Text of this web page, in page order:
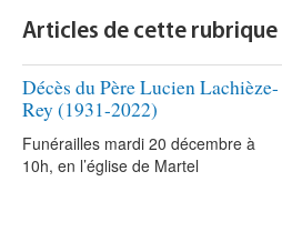
Articles de cette rubrique
Décès du Père Lucien Lachièze-
Rey (1931-2022)
Funérailles mardi 20 décembre à
10h, en l’église de Martel